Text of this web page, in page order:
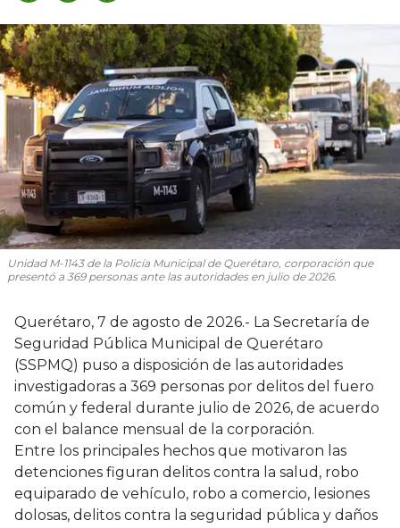
Unidad M-1143 de la Policía Municipal de Querétaro, corporación que
presentó a 369 personas ante las autoridades en julio de 2026.
Querétaro, 7 de agosto de 2026.- La Secretaría de
Seguridad Pública Municipal de Querétaro
(SSPMQ) puso a disposición de las autoridades
investigadoras a 369 personas por delitos del fuero
común y federal durante julio de 2026, de acuerdo
con el balance mensual de la corporación.
Entre los principales hechos que motivaron las
detenciones figuran delitos contra la salud, robo
equiparado de vehículo, robo a comercio, lesiones
dolosas, delitos contra la seguridad pública y daños